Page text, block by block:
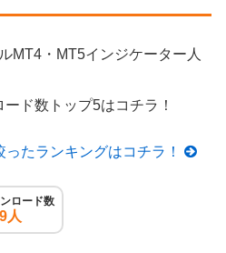
MT4・MT5インジケーター人
ド数トップ5はコチラ！
たランキングはコチラ！
ロード数
人